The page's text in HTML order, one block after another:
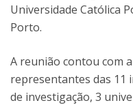
Universidade Católica
Porto.
A reunião contou com
representantes das 11
de investigação, 3